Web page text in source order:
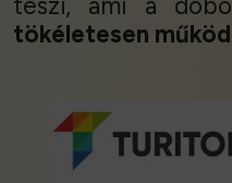
tökéletesen